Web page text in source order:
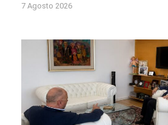
7 Agosto 2026